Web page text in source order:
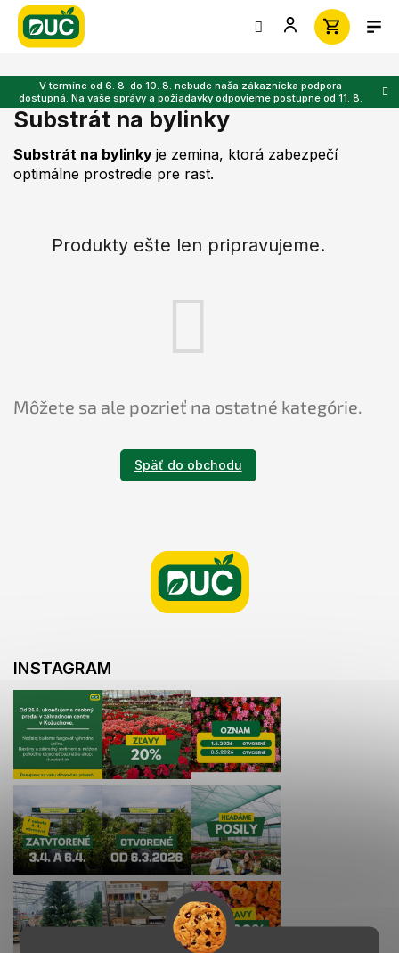
Prejsť
obsah
V termíne od 6. 8. do 10. 8. nebude naša zákaznícka podpora
dostupná. Na vaše správy a požiadavky odpovieme postupne od 11. 8.
Substrát na bylinky
Substrát na bylinky je zemina, ktorá zabezpečí
optimálne prostredie pre rast.
Produkty ešte len pripravujeme.
Môžete sa ale pozrieť na ostatné kategórie.
Späť do obchodu
INSTAGRAM